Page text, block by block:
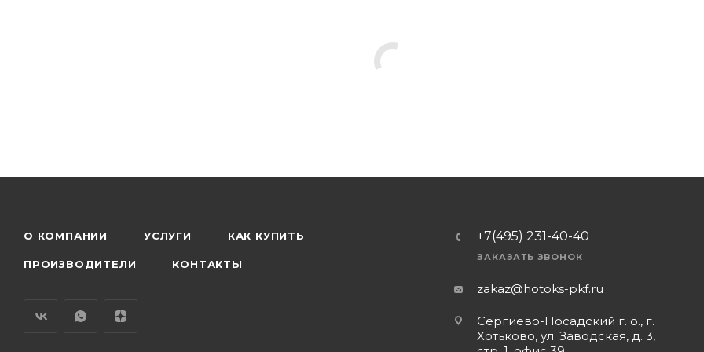
О КОМПАНИИ УСЛУГИ КАК КУПИТЬ
ПРОИЗВОДИТЕЛИ КОНТАКТЫ
+7(495) 231-40-40
ЗАКАЗАТЬ ЗВОНОК
zakaz@hotoks-pkf.ru
Сергиево-Посадский г. о., г.
Хотьково, ул. Заводская, д. 3,